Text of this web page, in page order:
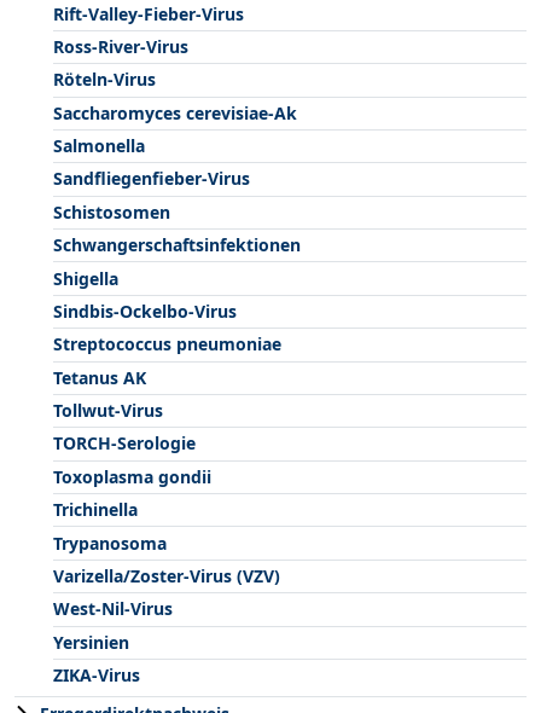
Rift-Valley-Fieber-Virus
Ross-River-Virus
Röteln-Virus
Saccharomyces cerevisiae-Ak
Salmonella
Sandfliegenfieber-Virus
Schistosomen
Schwangerschaftsinfektionen
Shigella
Sindbis-Ockelbo-Virus
Streptococcus pneumoniae
Tetanus AK
Tollwut-Virus
TORCH-Serologie
Toxoplasma gondii
Trichinella
Trypanosoma
Varizella/Zoster-Virus (VZV)
West-Nil-Virus
Yersinien
ZIKA-Virus